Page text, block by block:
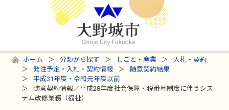
ホーム 分類から探す しごと・産業
入札・契約
発注予定・入札・契約情報
随意契約結果
平成31年度・令和元年度以前
随意契約情報／平成28年度社会保障・税番号制度に伴うシス
テム改修業務（福祉）